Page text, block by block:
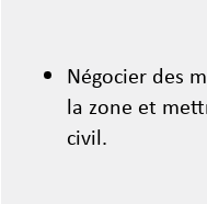
Négocier des
la zone et
civil.